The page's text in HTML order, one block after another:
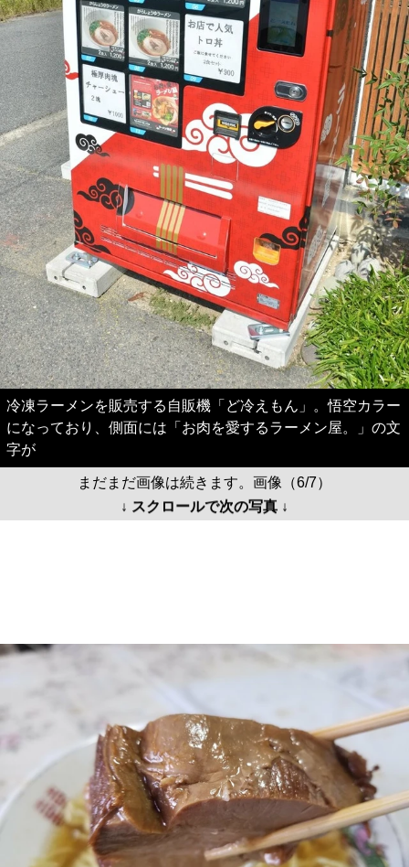
冷凍ラーメンを販売する自販機「ど冷えもん」。悟空カラー
になっており、側面には「お肉を愛するラーメン屋。」の文
字が
まだまだ画像は続きます。画像（6/7）
↓ スクロールで次の写真 ↓